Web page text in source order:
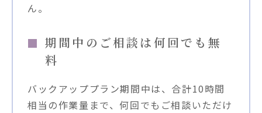
ん。
期間中のご相談は何回でも無
料
バックアッププラン期間中は、合計10時間
相当の作業量まで、何回でもご相談いただけ